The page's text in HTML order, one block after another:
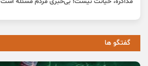
گفتگو ها